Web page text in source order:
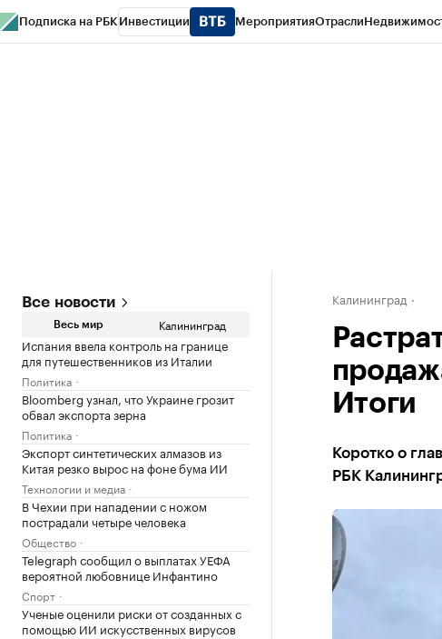
Подписка на РБК Инвестиции МероприятияОтрасли
Все новости
Весь мир Калининград
Испания ввела контроль на границе
для путешественников из Италии
Политика
Bloomberg узнал, что Украине грозит
обвал экспорта зерна
Политика
Экспорт синтетических алмазов из
Китая резко вырос на фоне бума ИИ
Технологии и медиа
В Чехии при нападении с ножом
пострадали четыре человека
Общество
Telegraph сообщил о выплатах УЕФА
вероятной любовнице Инфантино
Спорт
Ученые оценили риски от созданных с
помощью ИИ искусственных вирусов
Калининград
Итоги
Коротко о
РБК